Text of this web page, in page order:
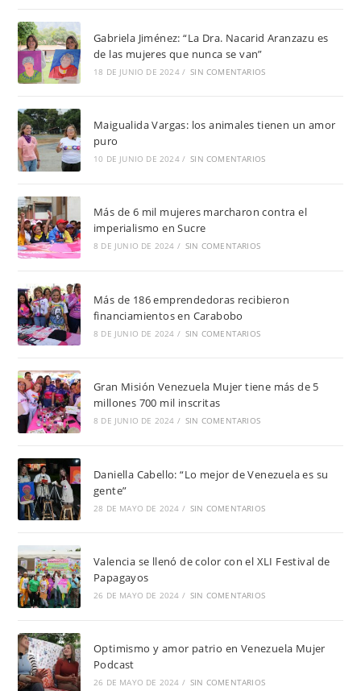
Gabriela Jiménez: “La Dra. Nacarid Aranzazu es
de las mujeres que nunca se van”
18 DE JUNIO DE 2024 / SIN COMENTARIOS
Maigualida Vargas: los animales tienen un amor
puro
10 DE JUNIO DE 2024 / SIN COMENTARIOS
Más de 6 mil mujeres marcharon contra el
imperialismo en Sucre
8 DE JUNIO DE 2024 / SIN COMENTARIOS
Más de 186 emprendedoras recibieron
financiamientos en Carabobo
8 DE JUNIO DE 2024 / SIN COMENTARIOS
Gran Misión Venezuela Mujer tiene más de 5
millones 700 mil inscritas
8 DE JUNIO DE 2024 / SIN COMENTARIOS
Daniella Cabello: “Lo mejor de Venezuela es su
gente”
28 DE MAYO DE 2024 / SIN COMENTARIOS
Valencia se llenó de color con el XLI Festival de
Papagayos
26 DE MAYO DE 2024 / SIN COMENTARIOS
Optimismo y amor patrio en Venezuela Mujer
Podcast
26 DE MAYO DE 2024 / SIN COMENTARIOS